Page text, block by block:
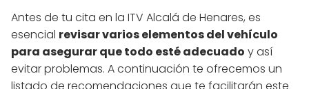
Antes de tu cita en la ITV Alcalá de Henares, es
esencial revisar varios elementos del vehículo
para asegurar que todo esté adecuado y así
evitar problemas. A continuación te ofrecemos un